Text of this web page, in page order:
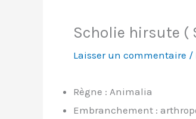
Scholie hirsute (
Laisser un commentaire /
Règne : Animalia
Embranchement :